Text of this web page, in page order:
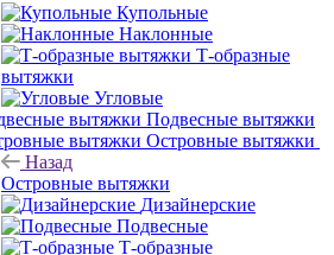
Купольные
Наклонные
Т-образные
вытяжки
Угловые
Подвесные вытяжки
Островные вытяжки
Назад
Островные вытяжки
Дизайнерские
Подвесные
Т-образные